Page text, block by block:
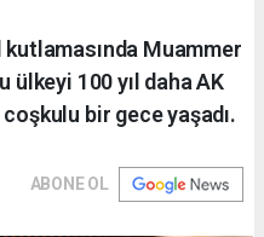
kutlamasında Muammer
ülkeyi 100 yıl daha AK
bir gece yaşadı.
ABONE OL